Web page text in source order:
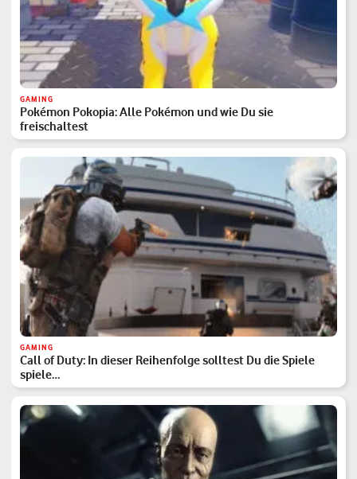
GAMING
Pokémon Pokopia: Alle Pokémon und wie Du sie
freischaltest
GAMING
Call of Duty: In dieser Reihenfolge solltest Du die Spiele
spiele…